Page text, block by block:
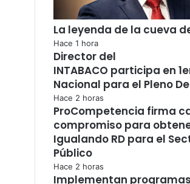
La leyenda de la cueva
Hace 1 hora
Director del
INTABACO participa en
Nacional para el Pleno
Hace 2 horas
ProCompetencia firma
compromiso para
Igualando RD para el
Público
Hace 2 horas
Implementan